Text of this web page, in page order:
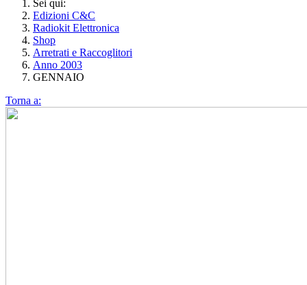
Sei qui:
Edizioni C&C
Radiokit Elettronica
Shop
Arretrati e Raccoglitori
Anno 2003
GENNAIO
Torna a: